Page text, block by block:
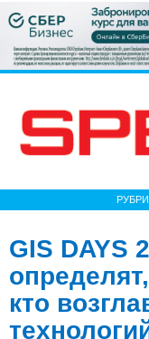
GIS DAYS
кто